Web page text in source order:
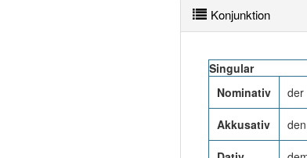
Konjunktion
Singular
Nominativ
der
Akkusativ